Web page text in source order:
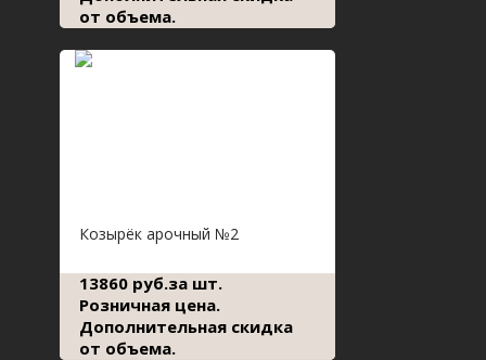
от объема.
Козырёк арочный №2
13860 руб.за шт.
Розничная цена.
Дополнительная скидка
от объема.